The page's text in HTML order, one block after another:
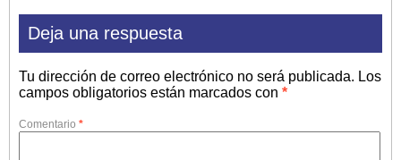
Deja una respuesta
Tu dirección de correo electrónico no será publicada. Los
campos obligatorios están marcados con *
Comentario *